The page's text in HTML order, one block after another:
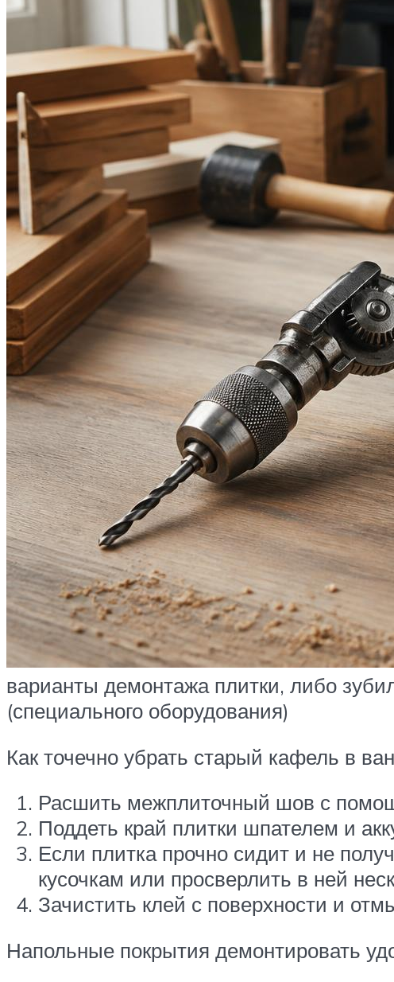
варианты демонтажа плитки, либо
(специального оборудования)
Как точечно убрать старый кафель в
Расшить межплиточный шов с
Поддеть край плитки шпателем и
Если плитка прочно сидит и не
кусочкам или просверлить в ней
Зачистить клей с поверхности и
Напольные покрытия демонтировать